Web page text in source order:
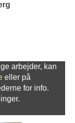
arbejder, kan
eller på
for info.